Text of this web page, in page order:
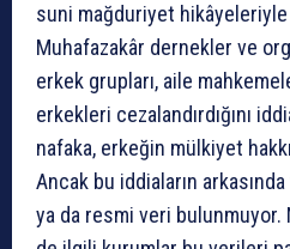
suni mağduriyet
Muhafazakâr dernekler ve
erkek grupları, aile
erkekleri cezalandırdığını
nafaka, erkeğin mülkiyet
Ancak bu iddiaların
ya da resmi veri bulunmuyor.